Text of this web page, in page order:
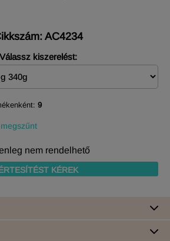
AC4234
Válassz kiszerelést:
9
nem rendelhető
KÉREK